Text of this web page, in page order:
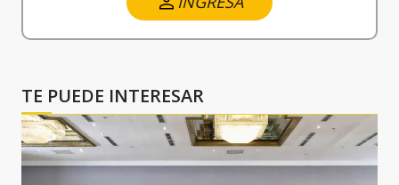
TE PUEDE INTERESAR